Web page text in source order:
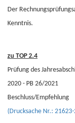
Der
Kenntnis.
zu TOP 2.4
Prüfung des
2020 - PB 26/2021
Beschluss/Empfehlung
(Drucksache Nr.: